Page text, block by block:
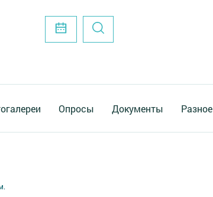
Опросы Документы Разное